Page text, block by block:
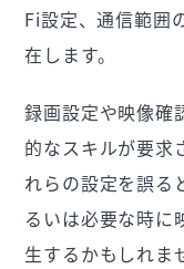
Fi設定、通信範囲
在します。
録画設定や映像確
的なスキルが要求
れらの設定を誤る
るいは必要な時に
生するかもしれま